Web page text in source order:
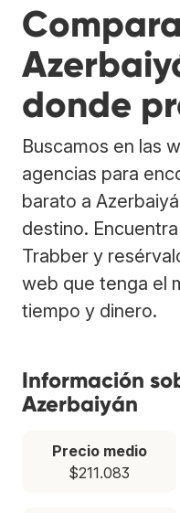
donde
Buscamos en las
agencias para
barato a
destino.
Trabber y
web que tenga el
tiempo y dinero.
Información
Azerbaiyán
Precio medio
$211.083